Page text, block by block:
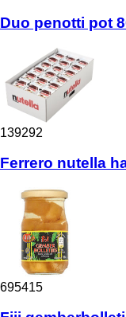
Duo penotti pot
139292
Ferrero nutella
695415